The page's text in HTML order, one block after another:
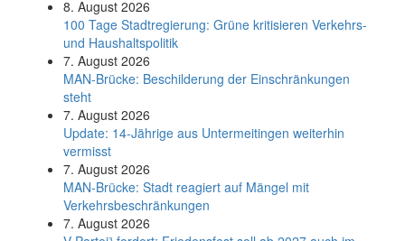
8. August 2026
100 Tage Stadtregierung: Grüne kritisieren Verkehrs-
und Haushaltspolitik
7. August 2026
MAN-Brücke: Beschilderung der Einschränkungen
steht
7. August 2026
Update: 14-Jährige aus Untermeitingen weiterhin
vermisst
7. August 2026
MAN-Brücke: Stadt reagiert auf Mängel mit
Verkehrsbeschränkungen
7. August 2026